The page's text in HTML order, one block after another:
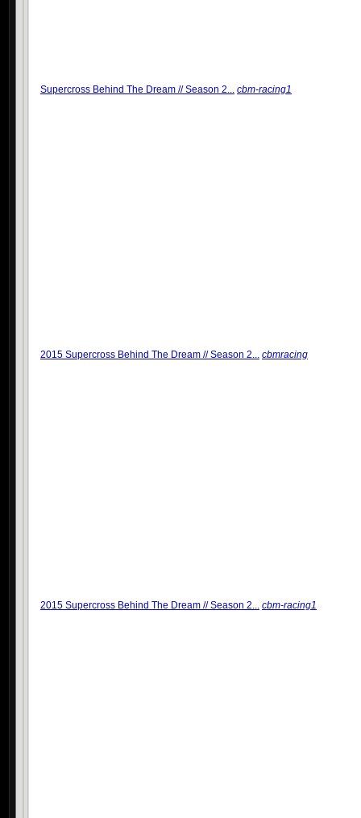
Supercross Behind The Dream // Season 2... cbm-racing1
2015 Supercross Behind The Dream // Season 2... cbmracing
2015 Supercross Behind The Dream // Season 2... cbm-racing1